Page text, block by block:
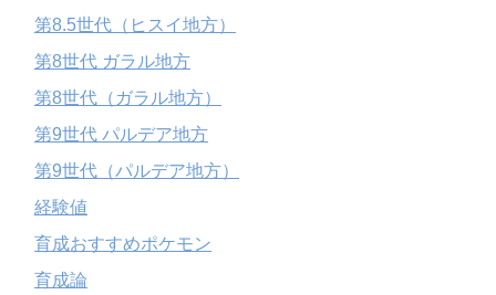
第8.5世代（ヒスイ地方）
第8世代 ガラル地方
第8世代（ガラル地方）
第9世代 パルデア地方
第9世代（パルデア地方）
経験値
育成おすすめポケモン
育成論